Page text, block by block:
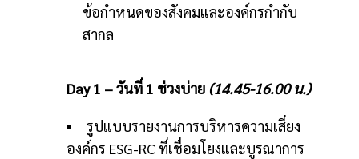
ข้อกำหนดของสังคมและองค์กรกำกับ
สากล
Day 1 – วันที่ 1 ช่วงบ่าย (14.45-16.00 น.)
รูปแบบรายงานการบริหารความเสี่ยง
องค์กร ESG-RC ที่เชื่อมโยงและบูรณาการ